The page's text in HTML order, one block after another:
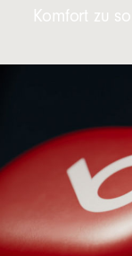
Komfort zu